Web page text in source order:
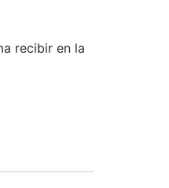
recibir en la